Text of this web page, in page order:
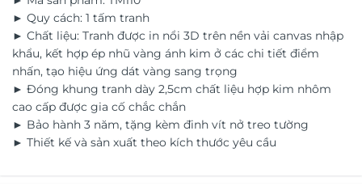
► Quy cách: 1 tấm tranh
► Chất liệu: Tranh được in nổi 3D trên nền vải canvas nhập
khẩu, kết hợp ép nhũ vàng ánh kim ở các chi tiết điểm
nhấn, tạo hiệu ứng dát vàng sang trọng
► Đóng khung tranh dày 2,5cm chất liệu hợp kim nhôm
cao cấp được gia cố chắc chắn
► Bảo hành 3 năm, tặng kèm đinh vít nở treo tường
► Thiết kế và sản xuất theo kích thước yêu cầu